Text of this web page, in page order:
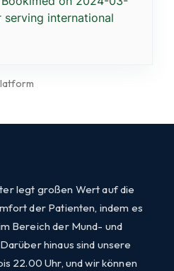
international
legt großen Wert auf die
der Patienten, indem es
Bereich der Mund- und
hinaus sind unsere
22.00 Uhr, und wir können